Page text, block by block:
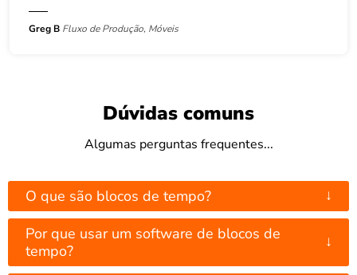
Greg B Fluxo de Produção, Móveis
Dúvidas comuns
Algumas perguntas frequentes...
O que são blocos de tempo? ↓
Por que usar um software de blocos de
tempo?
↓